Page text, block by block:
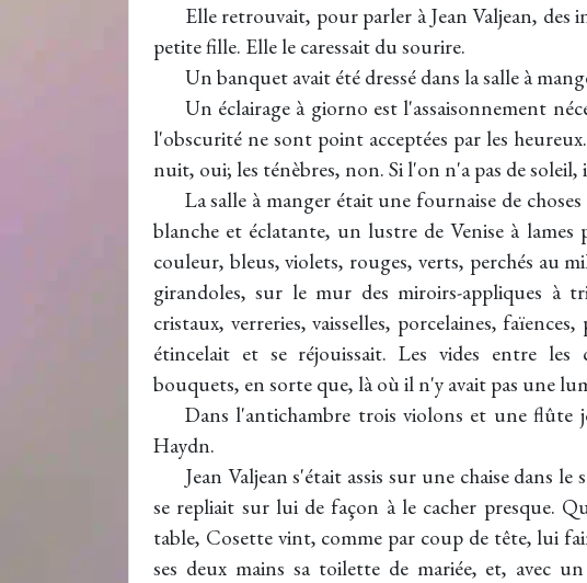
Elle retrouvait, pour parler à Jean Valjean, des
petite fille. Elle le caressait du sourire.
Un banquet avait été dressé dans la salle à
Un éclairage à giorno est l'assaisonnement
l'obscurité ne sont point acceptées par les
nuit, oui; les ténèbres, non. Si l'on n'a pas de
La salle à manger était une fournaise de
blanche et éclatante, un lustre de Venise à lames
couleur, bleus, violets, rouges, verts, perchés au
girandoles, sur le mur des miroirs-appliques à
cristaux, verreries, vaisselles, porcelaines,
étincelait et se réjouissait. Les vides entre les
bouquets, en sorte que, là où il n'y avait pas une
Dans l'antichambre trois violons et une flûte
Haydn.
Jean Valjean s'était assis sur une chaise dans
se repliait sur lui de façon à le cacher presque.
table, Cosette vint, comme par coup de tête, lui
ses deux mains sa toilette de mariée, et, avec